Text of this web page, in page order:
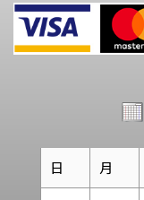
日 月